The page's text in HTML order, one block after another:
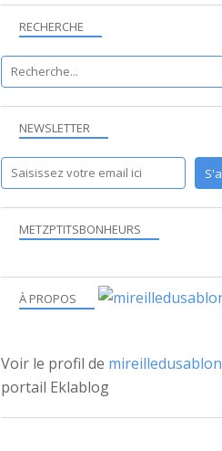
NEWSLETTER
RECHERCHE
METZPTITSBONHEURS
À PROPOS
Voir le profil de mireilledusablon
portail Eklablog